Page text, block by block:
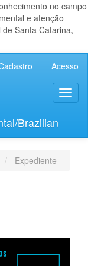
no campo
e atenção
Santa Catarina,
Acesso
Brazilian
Expediente